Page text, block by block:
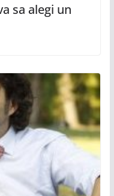
sa alegi un